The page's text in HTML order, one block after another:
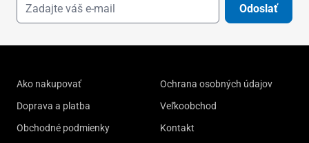
Odoslať
Ako nakupovať
Doprava a platba
Obchodné podmienky
Ochrana osobných údajov
Veľkoobchod
Kontakt